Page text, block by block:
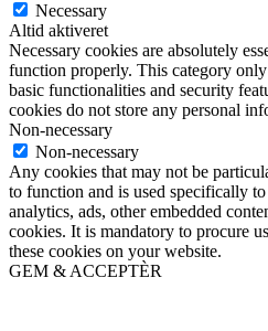
Necessary
Altid aktiveret
Necessary cookies are absolutely
function properly. This category
basic functionalities and security
cookies do not store any personal
Non-necessary
Non-necessary
Any cookies that may not be
to function and is used specifically
analytics, ads, other embedded
cookies. It is mandatory to procure
these cookies on your website.
GEM & ACCEPTÈR